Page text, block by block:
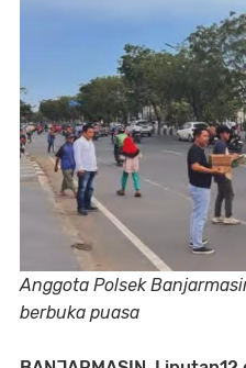
Anggota Polsek
berbuka puasa